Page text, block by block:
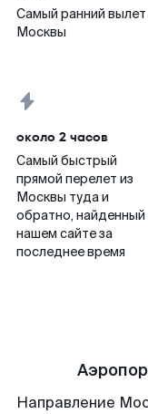
Самый ранний вылет
Москвы
около 2 часов
Самый быстрый
прямой перелет из
Москвы туда и
обратно, найденный
нашем сайте за
последнее время
Направление